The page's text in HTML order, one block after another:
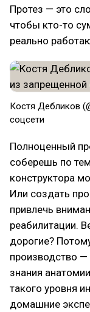
Протез — это
чтобы кто-то
реально
Костя Дебликов
соцсети
Полноценный
соберешь по
конструктора
Или создать
привлечь
реабилитации.
дорогие?
производство
знания
такого уровня
домашние